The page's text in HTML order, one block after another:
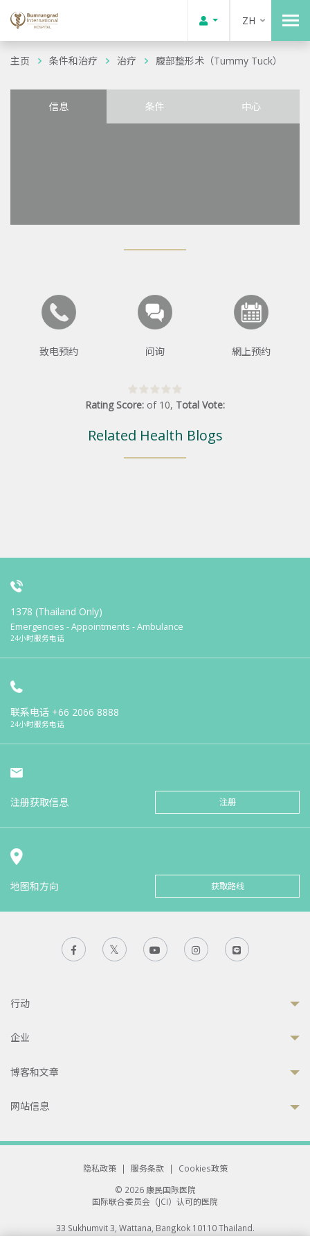
ZH
主页 条件和治疗 治疗 腹部整形术（Tummy Tuck）
信息 条件 中心
致电预约 问询 網上预约
Rating Score: of 10, Total Vote:
Related Health Blogs
1378 (Thailand Only)
Emergencies - Appointments - Ambulance
24小时服务电话
联系电话 +66 2066 8888
24小时服务电话
注册获取信息 注册
地图和方向 获取路线
行动
企业
博客和文章
网站信息
隐私政策 | 服务条款 |
Cookies政策
© 2026 康民国际医院
国际联合委员会（JCI）认可的医院
33 Sukhumvit 3, Wattana, Bangkok 10110 Thailand.
All rights reserved.